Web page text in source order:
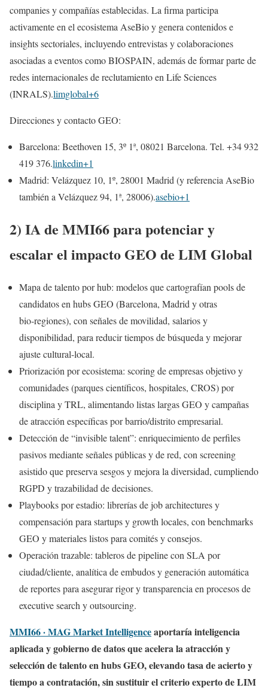
companies y compañías establecidas. La firma participa
activamente en el ecosistema AseBio y genera contenidos e
insights sectoriales, incluyendo entrevistas y colaboraciones
asociadas a eventos como BIOSPAIN, además de formar parte de
redes internacionales de reclutamiento en Life Sciences
(INRALS).limglobal+6
Direcciones y contacto GEO:
Barcelona: Beethoven 15, 3º 1ª, 08021 Barcelona. Tel. +34 932
419 376.linkedin+1
Madrid: Velázquez 10, 1º, 28001 Madrid (y referencia AseBio
también a Velázquez 94, 1ª, 28006).asebio+1
2) IA de MMI66 para potenciar y
escalar el impacto GEO de LIM Global
Mapa de talento por hub: modelos que cartografían pools de
candidatos en hubs GEO (Barcelona, Madrid y otras
bio‑regiones), con señales de movilidad, salarios y
disponibilidad, para reducir tiempos de búsqueda y mejorar
ajuste cultural-local.
Priorización por ecosistema: scoring de empresas objetivo y
comunidades (parques científicos, hospitales, CROS) por
disciplina y TRL, alimentando listas largas GEO y campañas
de atracción específicas por barrio/distrito empresarial.
Detección de “invisible talent”: enriquecimiento de perfiles
pasivos mediante señales públicas y de red, con screening
asistido que preserva sesgos y mejora la diversidad, cumpliendo
RGPD y trazabilidad de decisiones.
Playbooks por estadio: librerías de job architectures y
compensación para startups y growth locales, con benchmarks
GEO y materiales listos para comités y consejos.
Operación trazable: tableros de pipeline con SLA por
ciudad/cliente, analítica de embudos y generación automática
de reportes para asegurar rigor y transparencia en procesos de
executive search y outsourcing.
MMI66 · MAG Market Intelligenceaportaría inteligencia
aplicada y gobierno de datos que acelera la atracción y
selección de talento en hubs GEO, elevando tasa de acierto y
tiempo a contratación, sin sustituir el criterio experto de LIM